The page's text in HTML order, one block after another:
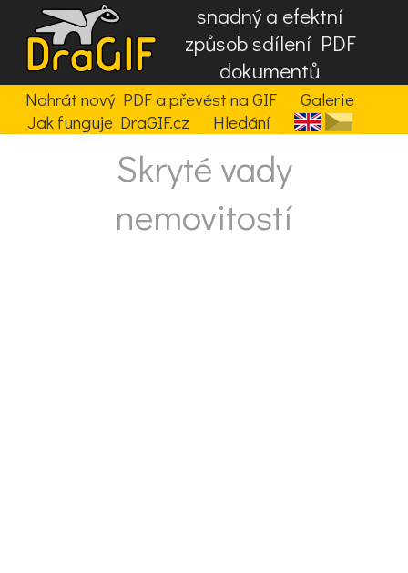
snadný a efektní
způsob sdílení PDF
dokumentů
Nahrát nový PDF a převést na GIF
Galerie
Jak funguje DraGIF.cz
Hledání
Skryté vady
nemovitostí